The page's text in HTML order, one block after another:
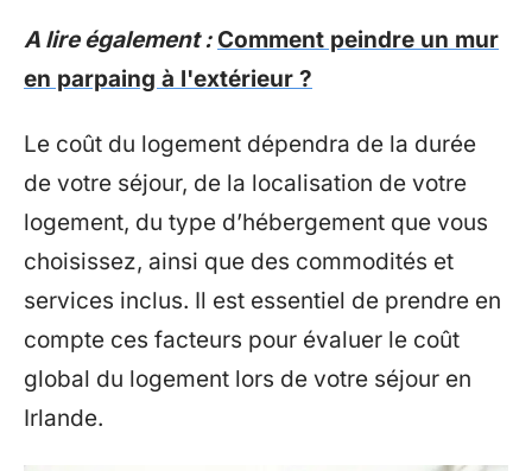
A lire également : Comment peindre un mur
en parpaing à l'extérieur ?
Le coût du logement dépendra de la durée
de votre séjour, de la localisation de votre
logement, du type d’hébergement que vous
choisissez, ainsi que des commodités et
services inclus. Il est essentiel de prendre en
compte ces facteurs pour évaluer le coût
global du logement lors de votre séjour en
Irlande.